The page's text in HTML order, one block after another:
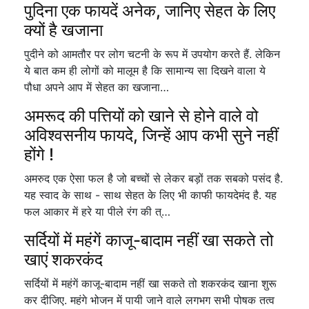
पुदिना एक फायदें अनेक, जानिए सेहत के लिए
क्यों है खजाना
पुदीने को आमतौर पर लोग चटनी के रूप में उपयोग करते हैं. लेकिन
ये बात कम ही लोगों को मालूम है कि सामान्य सा दिखने वाला ये
पौधा अपने आप में सेहत का खजाना…
अमरूद की पत्तियों को खाने से होने वाले वो
अविश्वसनीय फायदे, जिन्हें आप कभी सुने नहीं
होंगे !
अमरुद एक ऐसा फल है जो बच्चों से लेकर बड़ों तक सबको पसंद है.
यह स्वाद के साथ - साथ सेहत के लिए भी काफी फायदेमंद है. यह
फल आकार में हरे या पीले रंग की त्…
सर्दियों में महंगें काजू-बादाम नहीं खा सकते तो
खाएं शकरकंद
सर्दियों में महंगें काजू-बादाम नहीं खा सकते तो शकरकंद खाना शुरू
कर दीजिए. महंगे भोजन में पायी जाने वाले लगभग सभी पोषक तत्व